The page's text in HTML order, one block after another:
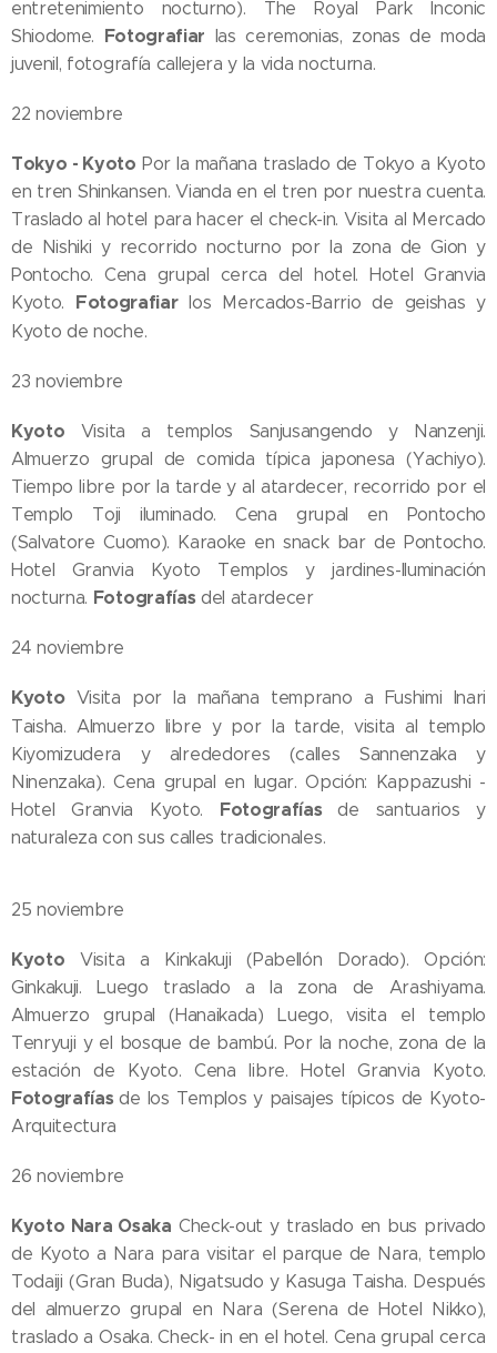
entretenimiento nocturno). The Royal Park Inconic
Shiodome. Fotografiar las ceremonias, zonas de moda
juvenil, fotografía callejera y la vida nocturna.
22 noviembre
Tokyo - Kyoto Por la mañana traslado de Tokyo a Kyoto
en tren Shinkansen. Vianda en el tren por nuestra cuenta.
Traslado al hotel para hacer el check-in. Visita al Mercado
de Nishiki y recorrido nocturno por la zona de Gion y
Pontocho. Cena grupal cerca del hotel. Hotel Granvia
Kyoto. Fotografiarlos Mercados-Barrio de geishas y
Kyoto de noche.
23 noviembre
Kyoto Visita a templos Sanjusangendo y Nanzenji.
Almuerzo grupal de comida típica japonesa (Yachiyo).
Tiempo libre por la tarde y al atardecer, recorrido por el
Templo Toji iluminado. Cena grupal en Pontocho
(Salvatore Cuomo). Karaoke en snack bar de Pontocho.
Hotel Granvia Kyoto Templos y jardines-Iluminación
nocturna. Fotografíasdel atardecer
24 noviembre
KyotoVisita por la mañana temprano a Fushimi Inari
Taisha. Almuerzo libre y por la tarde, visita al templo
Kiyomizudera y alrededores (calles Sannenzaka y
Ninenzaka). Cena grupal en lugar. Opción: Kappazushi -
Hotel Granvia Kyoto. Fotografíasde santuarios y
naturaleza con sus calles tradicionales.
25 noviembre
Kyoto Visita a Kinkakuji (Pabellón Dorado). Opción:
Ginkakuji. Luego traslado a la zona de Arashiyama.
Almuerzo grupal (Hanaikada) Luego, visita el templo
Tenryuji y el bosque de bambú. Por la noche, zona de la
estación de Kyoto. Cena libre. Hotel Granvia Kyoto.
Fotografíasde los Templos y paisajes típicos de Kyoto-
Arquitectura
26 noviembre
Kyoto Nara Osaka Check-out y traslado en bus privado
de Kyoto a Nara para visitar el parque de Nara, templo
Todaiji (Gran Buda), Nigatsudo y Kasuga Taisha. Después
del almuerzo grupal en Nara (Serena de Hotel Nikko),
traslado a Osaka. Check- in en el hotel. Cena grupal cerca